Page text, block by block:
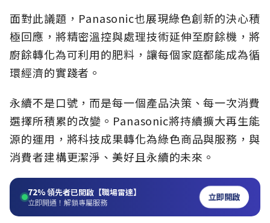
面對此議題，Panasonic也展現綠色創新的決心積
極回應，將精密溫控與處理技術延伸至廚餘機，將
廚餘轉化為可利用的肥料，讓每個家庭都能成為循
環經濟的實踐者。
永續不是口號，而是每一個產品決策、每一次消費
選擇所積累的改變。Panasonic將持續擴大再生能
源的運用，將科技成果轉化為綠色商品與服務，與
消費者建構更潔淨、美好且永續的未來。
72%領先者已開啟【職場雷達】
立即開通！解鎖專屬服務 立即開啟